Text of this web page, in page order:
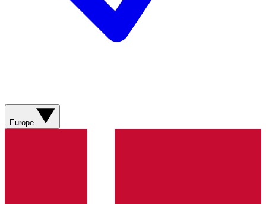
Europe